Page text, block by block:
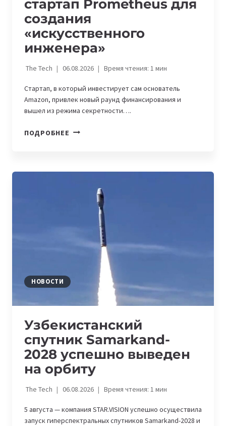
стартап Prometheus для
создания
«искусственного
инженера»
The Tech 06.08.2026 Время чтения: 1мин
Стартап, в который инвестирует сам основатель
Amazon, привлек новый раунд финансирования и
вышел из режима секретности….
ПОДРОБНЕЕ ДЖЕФФ
СОЗДАНИЯ
«ИСКУССТВЕННОГО
ИНЖЕНЕРА»
НОВОСТИ
Узбекистанский
спутник Samarkand-
2028 успешно выведен
на орбиту
The Tech 06.08.2026 Время чтения: 1мин
5 августа — компания STAR.VISION успешно осуществила
запуск гиперспектральных спутников Samarkand-2028 и